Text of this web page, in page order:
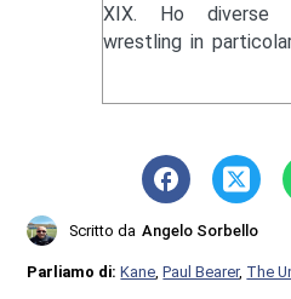
XIX. Ho diverse
wrestling in
Scritto da Angelo Sorbello
Parliamo di:Kane ,Paul Bearer, The